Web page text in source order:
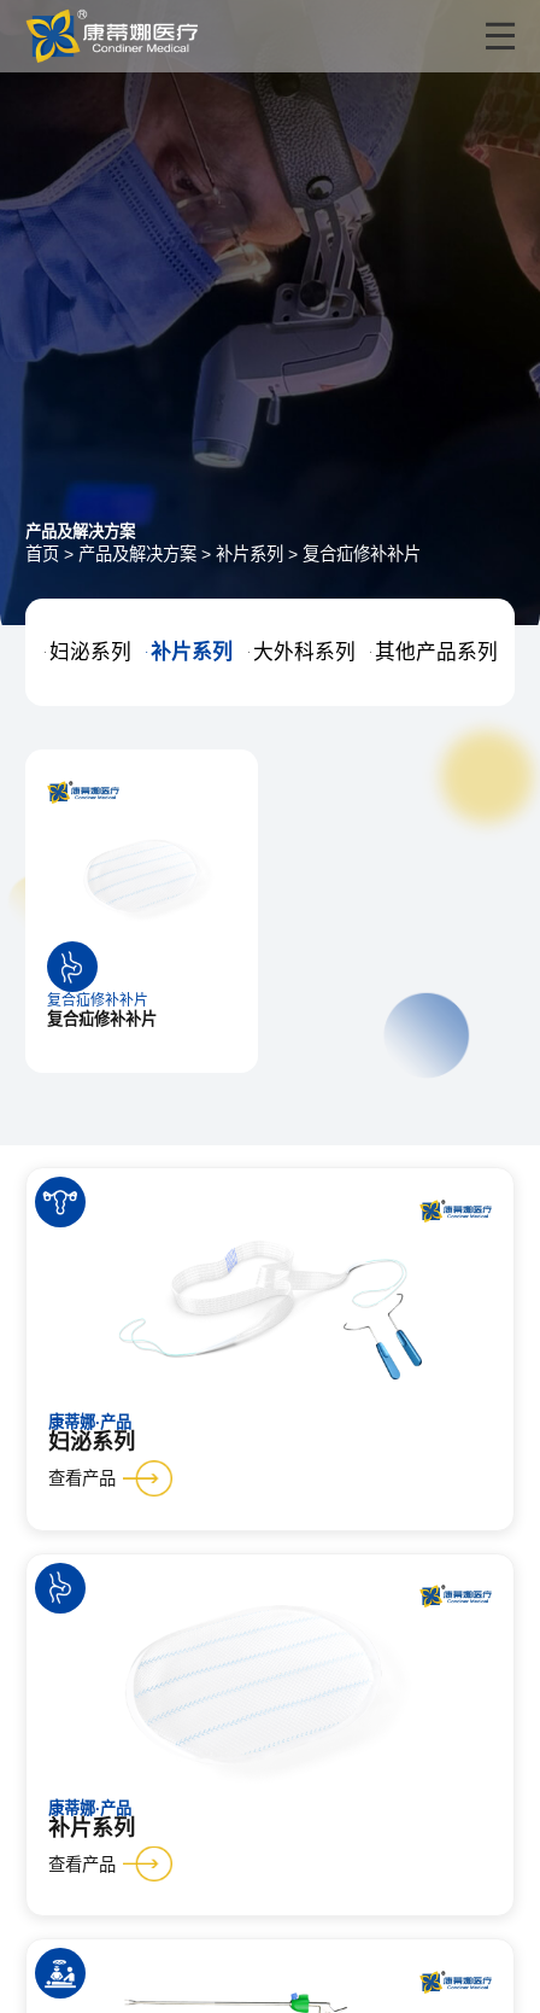
产品及解决方案
首页 > 产品及解决方案 > 补片系列 > 复合疝修补补片
 妇泌系列 补片系列  大外科系列  其他产品系列
复合疝修补补片
复合疝修补补片
康蒂娜·产品
妇泌系列
查看产品
康蒂娜·产品
补片系列
查看产品